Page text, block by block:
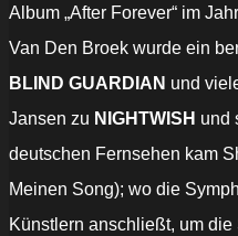
Album „After Forever“ im
Van Den Broek wurde ein
BLIND GUARDIAN und
Jansen zu NIGHTWISH und
deutschen Fernsehen kam
Meinen Song); wo die
Künstlern anschließt, um